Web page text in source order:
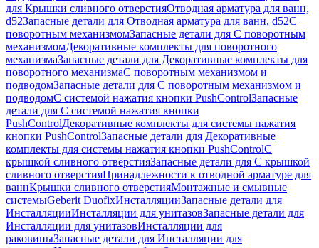
для Крышки сливного отверстияОтводная арматура для ванн,
d52Запасные детали для Отводная арматура для ванн, d52С
поворотным механизмомЗапасные детали для С поворотным
механизмомДекоративные комплекты для поворотного
механизмаЗапасные детали для Декоративные комплекты для
поворотного механизмаС поворотным механизмом и
подводомЗапасные детали для С поворотным механизмом и
подводомС системой нажатия кнопки PushControlЗапасные
детали для С системой нажатия кнопки
PushControlДекоративные комплекты для системы нажатия
кнопки PushControlЗапасные детали для Декоративные
комплекты для системы нажатия кнопки PushControlС
крышкой сливного отверстияЗапасные детали для С крышкой
сливного отверстияПринадлежности к отводной арматуре для
ваннКрышки сливного отверстияМонтажные и смывные
системыGeberit DuofixИнсталляцииЗапасные детали для
ИнсталляцииИнсталляции для унитазовЗапасные детали для
Инсталляции для унитазовИнсталляции для
раковиныЗапасные детали для Инсталляции для